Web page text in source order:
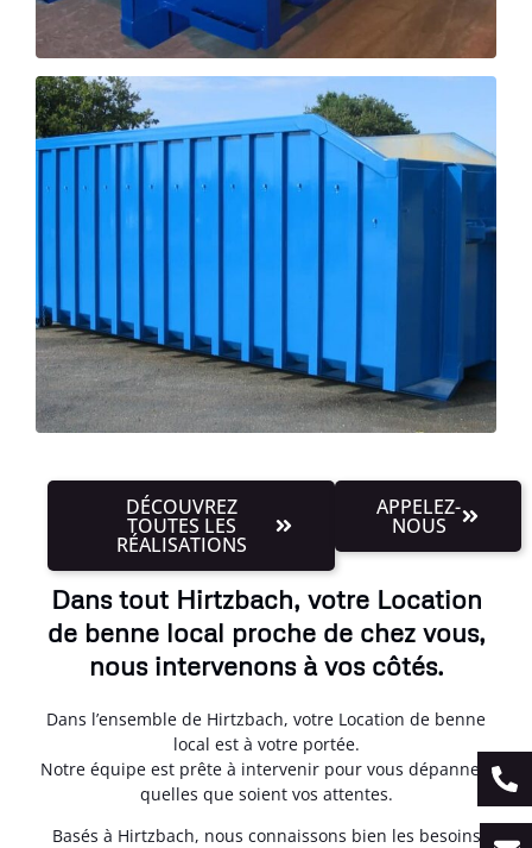
DÉCOUVREZ
TOUTES LES
RÉALISATIONS
APPELEZ-
NOUS
Dans tout Hirtzbach, votre Location
de benne local proche de chez vous,
nous intervenons à vos côtés.
Dans l’ensemble de Hirtzbach, votre Location de benne
local est à votre portée.
Notre équipe est prête à intervenir pour vous dépanner,
quelles que soient vos attentes.
Basés à Hirtzbach, nous connaissons bien les besoins